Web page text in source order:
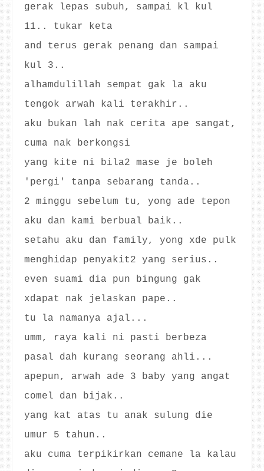
gerak lepas subuh, sampai kl kul
11.. tukar keta
and terus gerak penang dan sampai
kul 3..
alhamdulillah sempat gak la aku
tengok arwah kali terakhir..
aku bukan lah nak cerita ape sangat,
cuma nak berkongsi
yang kite ni bila2 mase je boleh
'pergi' tanpa sebarang tanda..
2 minggu sebelum tu, yong ade tepon
aku dan kami berbual baik..
setahu aku dan family, yong xde pulk
menghidap penyakit2 yang serius..
even suami dia pun bingung gak
xdapat nak jelaskan pape..
tu la namanya ajal...
umm, raya kali ni pasti berbeza
pasal dah kurang seorang ahli...
apepun, arwah ade 3 baby yang angat
comel dan bijak..
yang kat atas tu anak sulung die
umur 5 tahun..
aku cuma terpikirkan cemane la kalau